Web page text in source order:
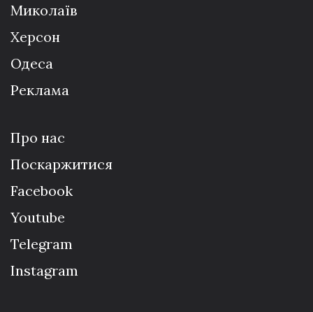
Миколаїв
Херсон
Одеса
Реклама
Про нас
Поскаржитися
Facebook
Youtube
Telegram
Instagram